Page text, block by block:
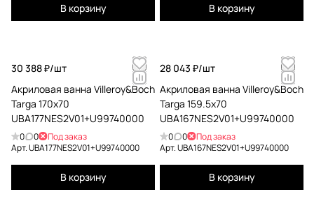
В корзину В корзину
30 388 ₽/шт
Акриловая ванна Villeroy&Boch
Targa 170x70
UBA177NES2V01+U99740000
0 0
Под заказ
Арт.UBA177NES2V01+U99740000
В корзину
28 043 ₽/шт
Акриловая ванна Villeroy&Boch
Targa 159.5x70
UBA167NES2V01+U99740000
0 0
Под заказ
Арт.UBA167NES2V01+U99740000
В корзину